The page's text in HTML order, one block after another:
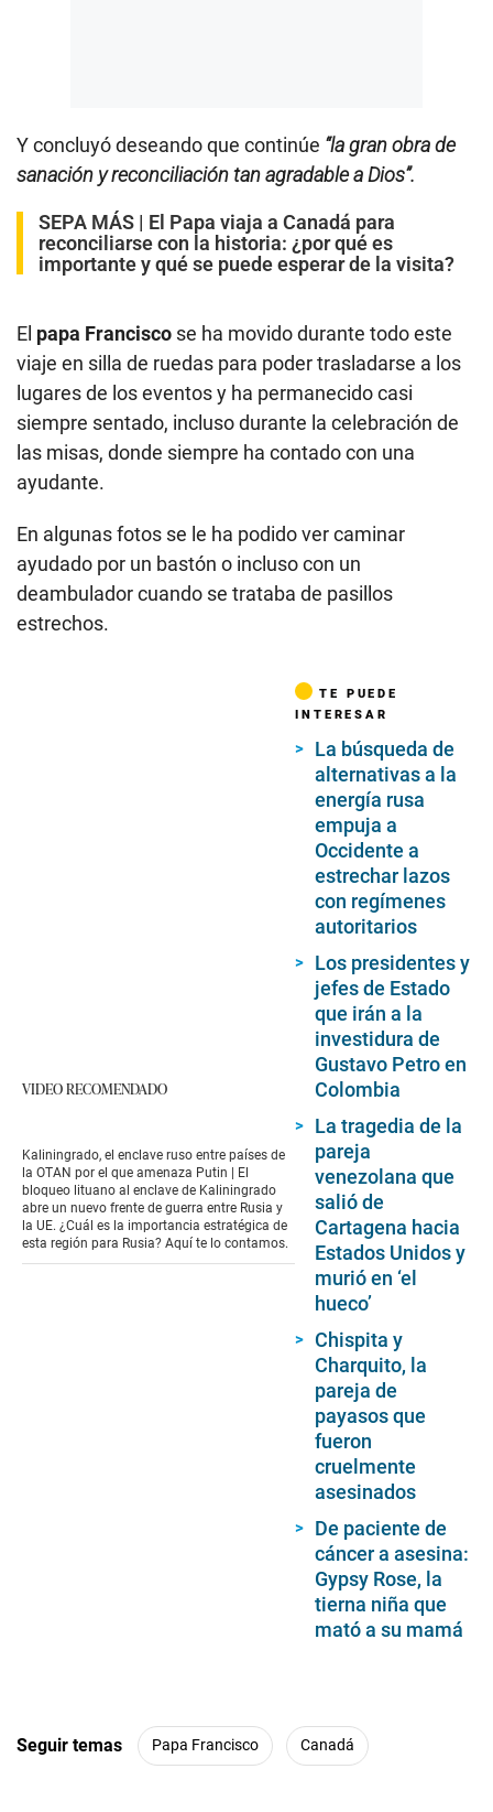
Y concluyó deseando que continúe “la gran obra de
sanación y reconciliación tan agradable a Dios”.
SEPA MÁS | El Papa viaja a Canadá para
reconciliarse con la historia: ¿por qué es
importante y qué se puede esperar de la visita?
El papa Francisco se ha movido durante todo este
viaje en silla de ruedas para poder trasladarse a los
lugares de los eventos y ha permanecido casi
siempre sentado, incluso durante la celebración de
las misas, donde siempre ha contado con una
ayudante.
En algunas fotos se le ha podido ver caminar
ayudado por un bastón o incluso con un
deambulador cuando se trataba de pasillos
estrechos.
VIDEO RECOMENDADO
Kaliningrado, el enclave ruso entre países de
la OTAN por el que amenaza Putin | El
bloqueo lituano al enclave de Kaliningrado
abre un nuevo frente de guerra entre Rusia y
la UE. ¿Cuál es la importancia estratégica de
esta región para Rusia? Aquí te lo contamos.
TE PUEDE
INTERESAR
La búsqueda de
alternativas a la
energía rusa
empuja a
Occidente a
estrechar lazos
con regímenes
autoritarios
Los presidentes y
jefes de Estado
que irán a la
investidura de
Gustavo Petro en
Colombia
La tragedia de la
pareja
venezolana que
salió de
Cartagena hacia
Estados Unidos y
murió en ‘el
hueco’
Chispita y
Charquito, la
pareja de
payasos que
fueron
cruelmente
asesinados
De paciente de
cáncer a asesina:
Gypsy Rose, la
tierna niña que
mató a su mamá
Seguir temas Papa Francisco Canadá